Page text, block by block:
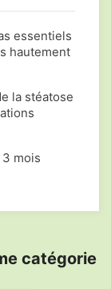
essentiels
hautement
la stéatose
mois
catégorie